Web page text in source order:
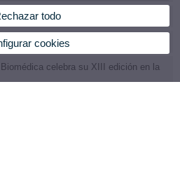
celebra su XIII edición en la
todo
cookies